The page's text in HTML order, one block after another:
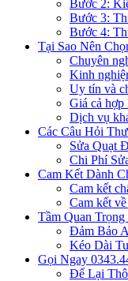
Bước 2:
Bước 3:
Bước 4:
Tại Sao Nên
Chuyên
Kinh
Uy tín và
Giá cả hợp
Dịch vụ
Các Câu Hỏi
Sửa Quạt
Chi Phí
Cam Kết Dành
Cam kết
Cam kết
Tầm Quan
Đảm Bảo
Kéo Dài
Gọi Ngay
Để Lại